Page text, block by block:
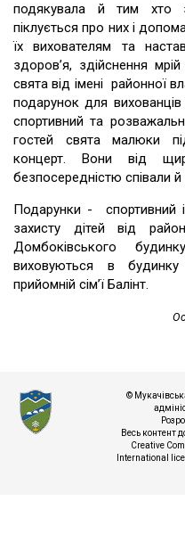
подякувала й тим хто
піклується про них і
їх вихователям та
здоров’я, здійснення
свята від імені районної
подарунок для
спортивний та
гостей свята малюки
концерт. Вони від
безпосередністю співали
Подарунки - спортивний
захисту дітей від
Домбоківського
виховуються в
прийомній сім’ї Балінт.
©
Весь контент
Creative
International